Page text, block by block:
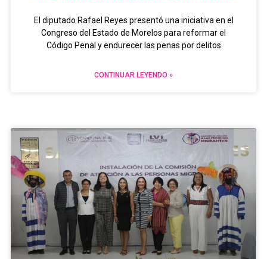
El diputado Rafael Reyes presentó una iniciativa en el
Congreso del Estado de Morelos para reformar el
Código Penal y endurecer las penas por delitos
CONTINUAR LEYENDO »